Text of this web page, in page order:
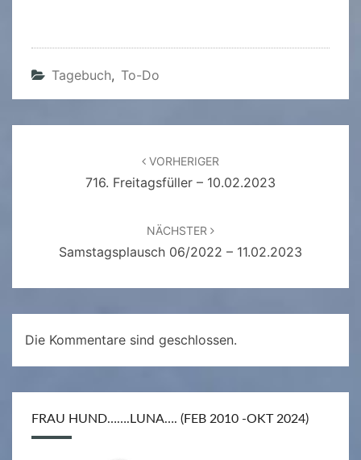
Tagebuch, To-Do
VORHERIGER
716. Freitagsfüller – 10.02.2023
NÄCHSTER
Samstagsplausch 06/2022 – 11.02.2023
Die Kommentare sind geschlossen.
FRAU HUND…….LUNA…. (FEB 2010 -OKT 2024)